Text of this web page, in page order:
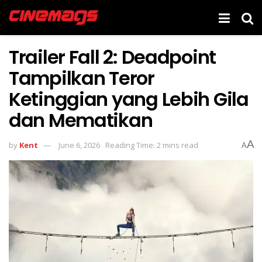
Trailer Fall 2: Deadpoint
Tampilkan Teror
Ketinggian yang Lebih Gila
dan Mematikan
by Kent June 6, 2026 Reading Time: 2 mins read AA